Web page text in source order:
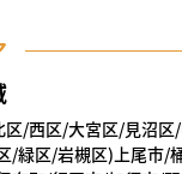
区/西区/大宮区/見沼区
/緑区/岩槻区)上尾市/